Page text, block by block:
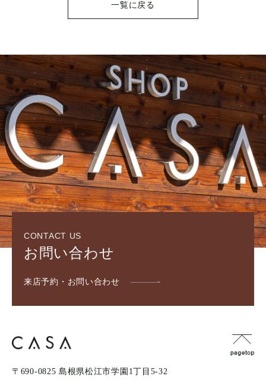
一覧に戻る
CONTACT US
お問い合わせ
来店予約・お問い合わせ
〒690-0825 島根県松江市学園1丁目5-32